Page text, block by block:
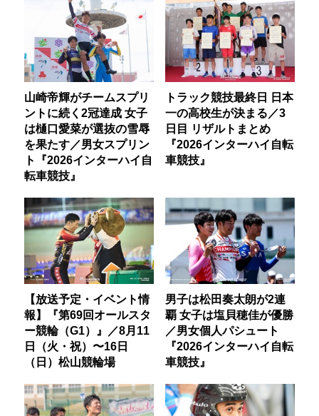
山崎帝輝がチームスプリ
ントに続く2冠達成 女子
は樋口愛菜が選抜の雪辱
を果たす／男女スプリン
ト『2026インターハイ自
転車競技』
トラック競技最終日 日本
一の高校生が決まる／3
日目 リザルトまとめ
『2026インターハイ自転
車競技』
【放送予定・イベント情
報】『第69回オールスタ
ー競輪（G1）』／8月11
日（火・祝）〜16日
（日）松山競輪場
男子は松田奏太朗が2連
覇 女子は塩貝穂佳が優勝
／男女個人パシュート
『2026インターハイ自転
車競技』